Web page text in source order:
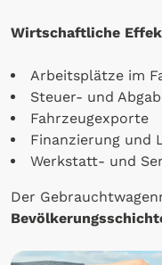
Wirtschaftliche
Arbeitsplätze im
Steuer- und
Fahrzeugexporte
Finanzierung und
Werkstatt- und
Der